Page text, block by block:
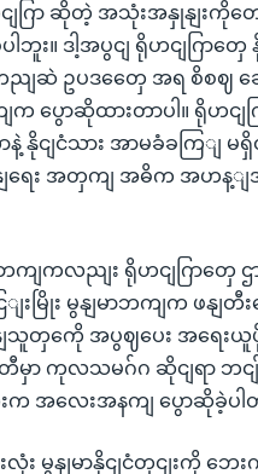
ဂြာ ဆိုတဲ့ အသုံးအနှုနျးကိုတေ
း။ ဒါ့အပွငျ ရိုဟငျဂြာတှေ
ျဆဲ ဥပဒတှေေ အရ စိစဈ ဆေ
က ပွောဆိုထားတာပါ။ ရိုဟငျ
နိုငျငံသား အာမခံခကြျ မ
ျရေး အတှကျ အဓိက အဟန့ျ
ျကလညျး ရိုဟငျဂြာတှေ ဌာ
းမြိုး မွနျမာဘကျက ဖနျတီ
ျသူတှကေို အပွဈပေး အရေး
ာ ကုလသမဂ်ဂ ဆိုငျရာ ဘငျ်
အလေးအနကျ ပွောဆိုခဲ့ပါ
လုံး မွနျမာနိုငျငံတှငျးကို ဘေ